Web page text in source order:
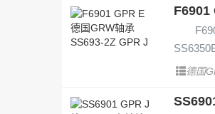
F6901
德国